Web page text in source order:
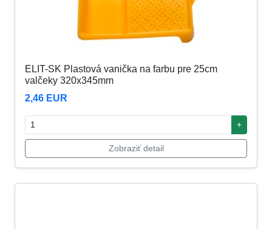
ELIT-SK Plastová vanička na farbu pre 25cm
valčeky 320x345mm
2,46 EUR
+
Zobraziť detail